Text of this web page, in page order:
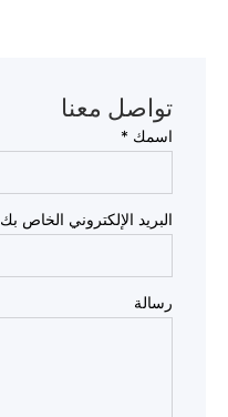
تواصل معنا
اسمك *
البريد الإلكتروني الخاص بك
رسالة